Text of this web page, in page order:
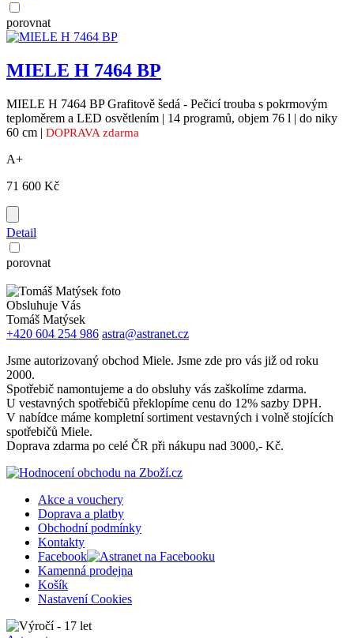
porovnat
MIELE H 7464 BP
MIELE H 7464 BP Grafitově šedá - Pečicí trouba s pokrmovým
teploměrem a LED osvětlením | 14 programů, objem 76 l | do niky
60 cm | DOPRAVA zdarma
A+
71 600 Kč
Detail
porovnat
Obsluhuje Vás
Tomáš Matýsek
+420 604 254 986 astra@astranet.cz
Jsme autorizovaný obchod Miele. Jsme zde pro vás již od roku
2000.
Spotřebič namontujeme a do obsluhy vás zaškolíme zdarma.
U vestavných spotřebičů překlopíme cenu do 12% sazby DPH.
V nabídce máme kompletní sortiment vestavných i volně stojících
spotřebičů Miele.
Doprava zdarma po celé ČR při nákupu nad 3000,- Kč.
Akce a vouchery
Doprava a platby
Obchodní podmínky
Kontakty
Facebook
Kamenná prodejna
Košík
Nastavení Cookies